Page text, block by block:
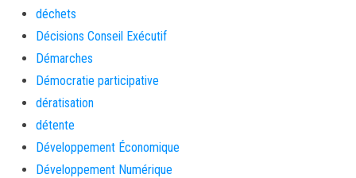
déchets
Décisions Conseil Exécutif
Démarches
Démocratie participative
dératisation
détente
Développement Économique
Développement Numérique